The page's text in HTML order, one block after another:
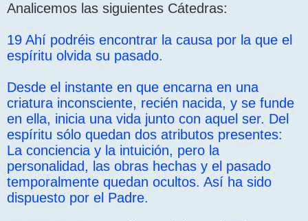
Analicemos las siguientes Cátedras:
19 Ahí podréis encontrar la causa por la que el
espíritu olvida su pasado.
Desde el instante en que encarna en una
criatura inconsciente, recién nacida, y se funde
en ella, inicia una vida junto con aquel ser. Del
espíritu sólo quedan dos atributos presentes:
La conciencia y la intuición, pero la
personalidad, las obras hechas y el pasado
temporalmente quedan ocultos. Así ha sido
dispuesto por el Padre.